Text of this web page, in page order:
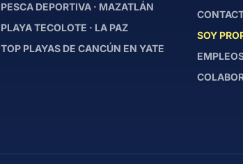
PESCA DEPORTIVA · MAZATLÁN
PLAYA TECOLOTE · LA PAZ
TOP PLAYAS DE CANCÚN EN YATE
SOY